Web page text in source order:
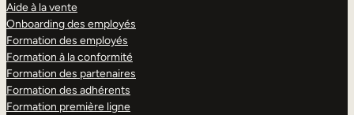
Aide à la vente
Onboarding des employés
Formation des employés
Formation à la conformité
Formation des partenaires
Formation des adhérents
Formation première ligne